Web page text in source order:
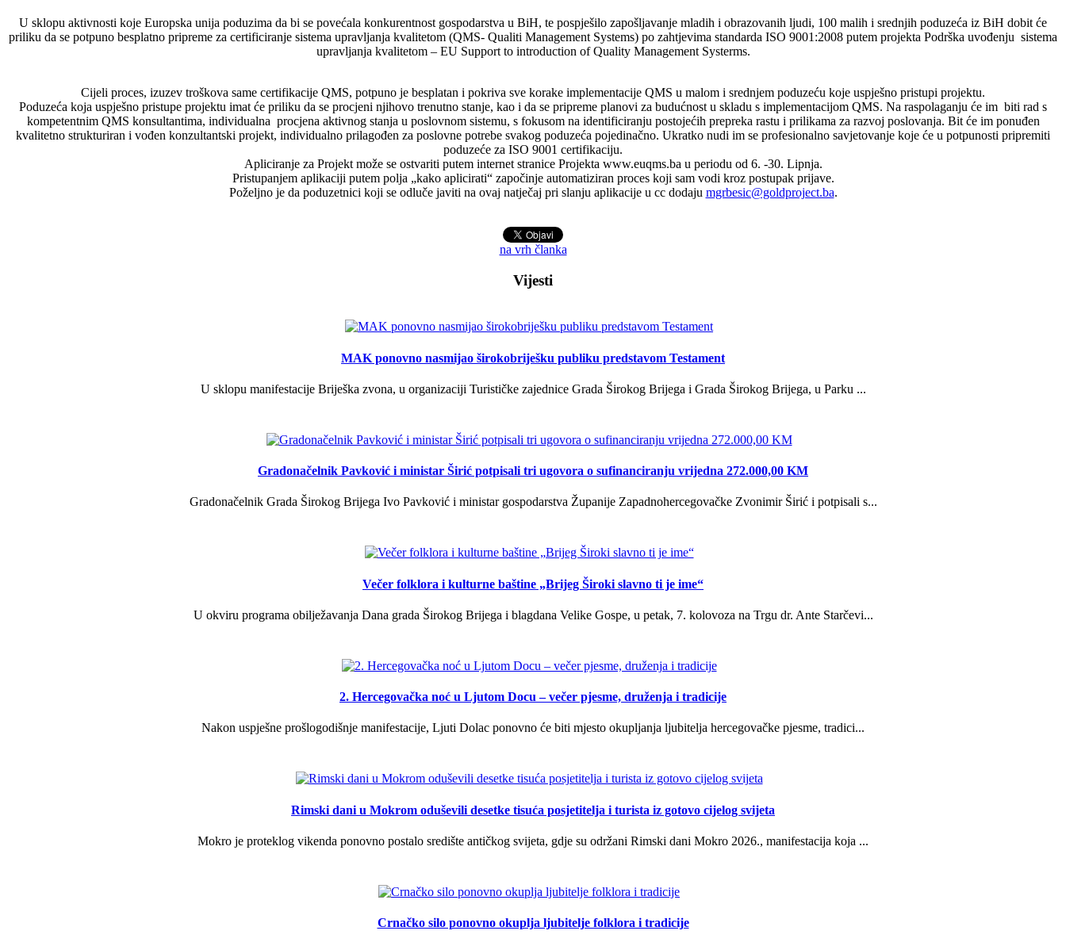
U sklopu aktivnosti koje Europska unija poduzima da bi se povećala konkurentnost gospodarstva u BiH, te pospješilo zapošljavanje mladih i obrazovanih ljudi, 100 malih i srednjih poduzeća iz BiH dobit će
priliku da se potpuno besplatno pripreme za certificiranje sistema upravljanja kvalitetom (QMS- Qualiti Management Systems) po zahtjevima standarda ISO 9001:2008 putem projekta Podrška uvođenju sistema
upravljanja kvalitetom – EU Support to introduction of Quality Management Systerms.
Cijeli proces, izuzev troškova same certifikacije QMS, potpuno je besplatan i pokriva sve korake implementacije QMS u malom i srednjem poduzeću koje uspješno pristupi projektu.
Poduzeća koja uspješno pristupe projektu imat će priliku da se procjeni njihovo trenutno stanje, kao i da se pripreme planovi za budućnost u skladu s implementacijom QMS. Na raspolaganju će im biti rad s
kompetentnim QMS konsultantima, individualna procjena aktivnog stanja u poslovnom sistemu, s fokusom na identificiranju postojećih prepreka rastu i prilikama za razvoj poslovanja. Bit će im ponuđen
kvalitetno strukturiran i vođen konzultantski projekt, individualno prilagođen za poslovne potrebe svakog poduzeća pojedinačno. Ukratko nudi im se profesionalno savjetovanje koje će u potpunosti pripremiti
poduzeće za ISO 9001 certifikaciju.
Apliciranje za Projekt može se ostvariti putem internet stranice Projekta www.euqms.ba u periodu od 6. -30. Lipnja.
Pristupanjem aplikaciji putem polja „kako aplicirati“ započinje automatiziran proces koji sam vodi kroz postupak prijave.
Poželjno je da poduzetnici koji se odluče javiti na ovaj natječaj pri slanju aplikacije u cc dodaju mgrbesic@goldproject.ba.
na vrh članka
Vijesti
MAK ponovno nasmijao širokobriješku publiku predstavom Testament
U sklopu manifestacije Briješka zvona, u organizaciji Turističke zajednice Grada Širokog Brijega i Grada Širokog Brijega, u Parku ...
Gradonačelnik Pavković i ministar Širić potpisali tri ugovora o sufinanciranju vrijedna 272.000,00 KM
Gradonačelnik Grada Širokog Brijega Ivo Pavković i ministar gospodarstva Županije Zapadnohercegovačke Zvonimir Širić i potpisali s...
Večer folklora i kulturne baštine „Brijeg Široki slavno ti je ime“
U okviru programa obilježavanja Dana grada Širokog Brijega i blagdana Velike Gospe, u petak, 7. kolovoza na Trgu dr. Ante Starčevi...
2. Hercegovačka noć u Ljutom Docu – večer pjesme, druženja i tradicije
Nakon uspješne prošlogodišnje manifestacije, Ljuti Dolac ponovno će biti mjesto okupljanja ljubitelja hercegovačke pjesme, tradici...
Rimski dani u Mokrom oduševili desetke tisuća posjetitelja i turista iz gotovo cijelog svijeta
Mokro je proteklog vikenda ponovno postalo središte antičkog svijeta, gdje su održani Rimski dani Mokro 2026., manifestacija koja ...
Crnačko silo ponovno okuplja ljubitelje folklora i tradicije